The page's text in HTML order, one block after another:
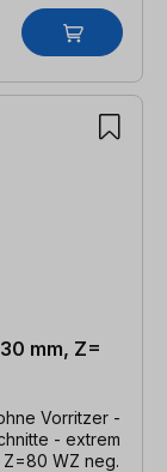
mm, Z=
Vorritzer -
- extrem
WZ neg.